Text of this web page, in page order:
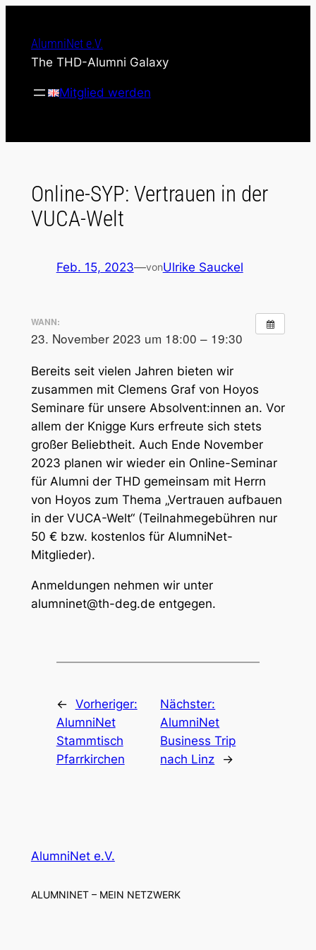
springen
AlumniNet e.V.
The THD-Alumni Galaxy
Mitglied werden
Online-SYP: Vertrauen in der
VUCA-Welt
Feb. 15, 2023—vonUlrike Sauckel
WANN:
23. November 2023 um 18:00 – 19:30
Bereits seit vielen Jahren bieten wir
zusammen mit Clemens Graf von Hoyos
Seminare für unsere Absolvent:innen an. Vor
allem der Knigge Kurs erfreute sich stets
großer Beliebtheit. Auch Ende November
2023 planen wir wieder ein Online-Seminar
für Alumni der THD gemeinsam mit Herrn
von Hoyos zum Thema „Vertrauen aufbauen
in der VUCA-Welt“ (Teilnahmegebühren nur
50 € bzw. kostenlos für AlumniNet-
Mitglieder).
Anmeldungen nehmen wir unter
alumninet@th-deg.de entgegen.
← Vorheriger:
AlumniNet
Stammtisch
Pfarrkirchen
Nächster:
AlumniNet
Business Trip
nach Linz
→
AlumniNet e.V.
ALUMNINET – MEIN NETZWERK